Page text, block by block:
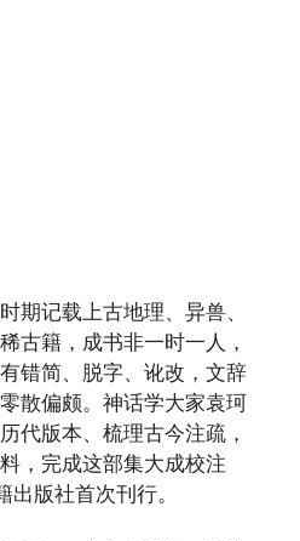
期记载上古地理、异兽、
古籍，成书非一时一人，
错简、脱字、讹改，文辞
散偏颇。神话学大家袁珂
代版本、梳理古今注疏，
，完成这部集大成校注
版社首次刊行。